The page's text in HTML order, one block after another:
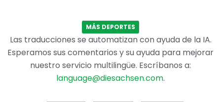
MÁS DEPORTES
Las traducciones se automatizan con ayuda de la IA.
Esperamos sus comentarios y su ayuda para mejorar
nuestro servicio multilingüe. Escríbanos a:
language@diesachsen.com.